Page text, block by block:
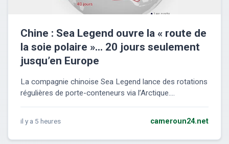
Chine : Sea Legend ouvre la « route de
la soie polaire »… 20 jours seulement
jusqu’en Europe
La compagnie chinoise Sea Legend lance des rotations
régulières de porte-conteneurs via l’Arctique....
il y a 5 heures cameroun24.net